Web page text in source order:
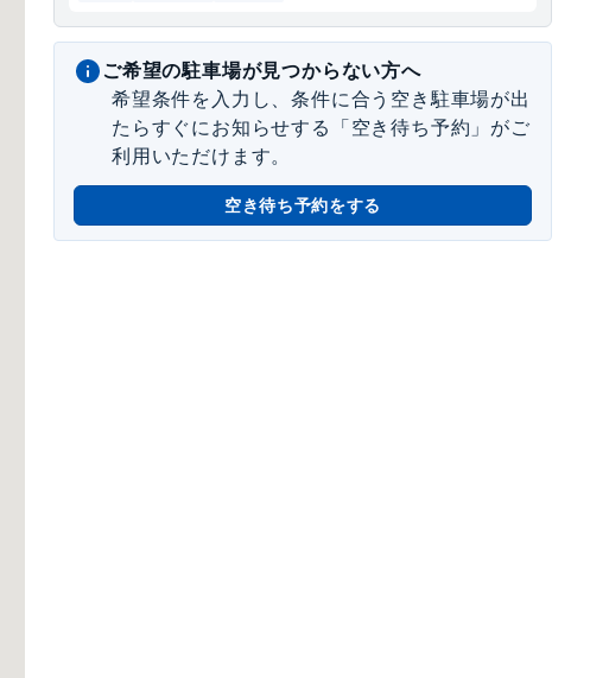
ご希望の駐車場が見つからない方へ
希望条件を入力し、条件に合う空き駐車場が出
たらすぐにお知らせする「空き待ち予約」がご
利用いただけます。
空き待ち予約をする